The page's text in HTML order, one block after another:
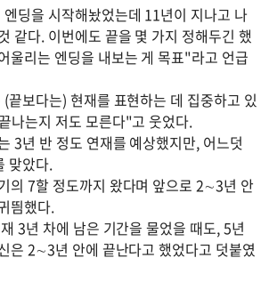
딩을 시작해놨었는데 11년이 지나고 나
같다. 이번에도 끝을 몇 가지 정해두긴 했
울리는 엔딩을 내보는 게 목표"라고 언급
끝보다는) 현재를 표현하는 데 집중하고 있
나는지 저도 모른다"고 웃었다.
3년 반 정도 연재를 예상했지만, 어느덧
맞았다.
의 7할 정도까지 왔다며 앞으로 2∼3년 안
띔했다.
3년 차에 남은 기간을 물었을 때도, 5년
은 2∼3년 안에 끝난다고 했었다고 덧붙였